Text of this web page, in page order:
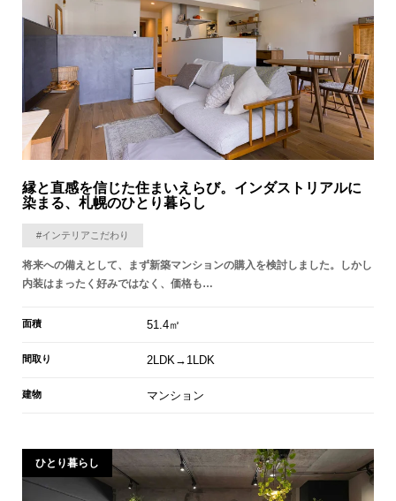
縁と直感を信じた住まいえらび。インダストリアルに
染まる、札幌のひとり暮らし
#インテリアこだわり
将来への備えとして、まず新築マンションの購入を検討しました。しかし
内装はまったく好みではなく、価格も…
面積 51.4㎡
間取り 2LDK→1LDK
建物 マンション
ひとり暮らし